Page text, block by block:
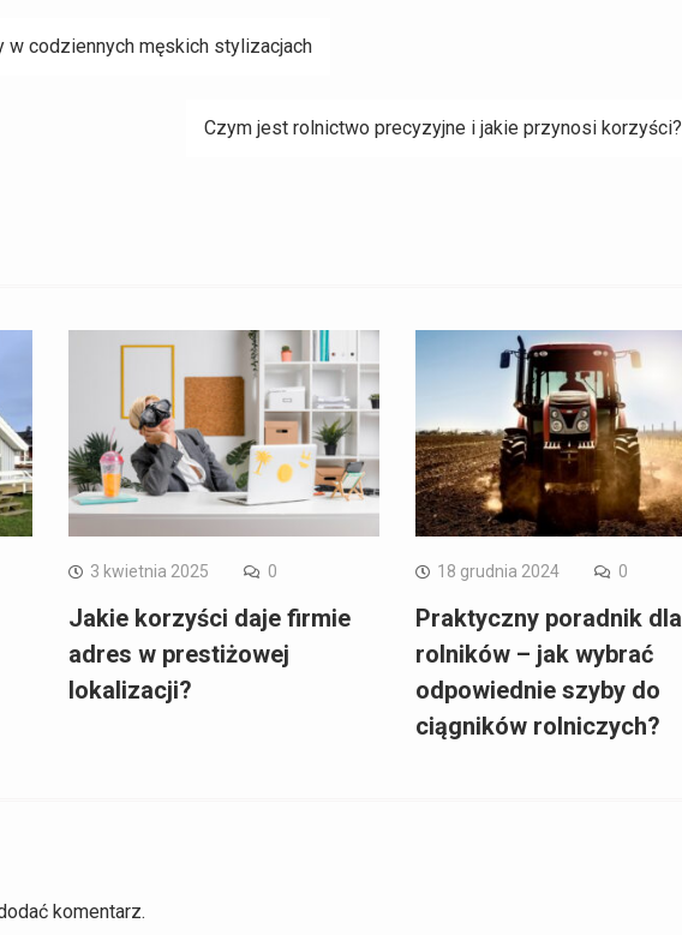
w codziennych męskich stylizacjach
Czym jest rolnictwo precyzyjne i jakie przynosi korzyści?
3 kwietnia 2025 0
Jakie korzyści daje firmie
adres w prestiżowej
lokalizacji?
18 grudnia 2024 0
Praktyczny poradnik dla
rolników – jak wybrać
odpowiednie szyby do
ciągników rolniczych?
komentarz.